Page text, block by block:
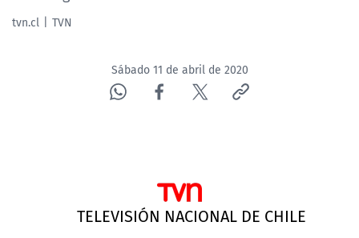
CORPORATIVO Y TRANSPARENCIA
tvn.cl TVN
Sábado 11 de abril de 2020
TELEVISIÓN NACIONAL DE CHILE